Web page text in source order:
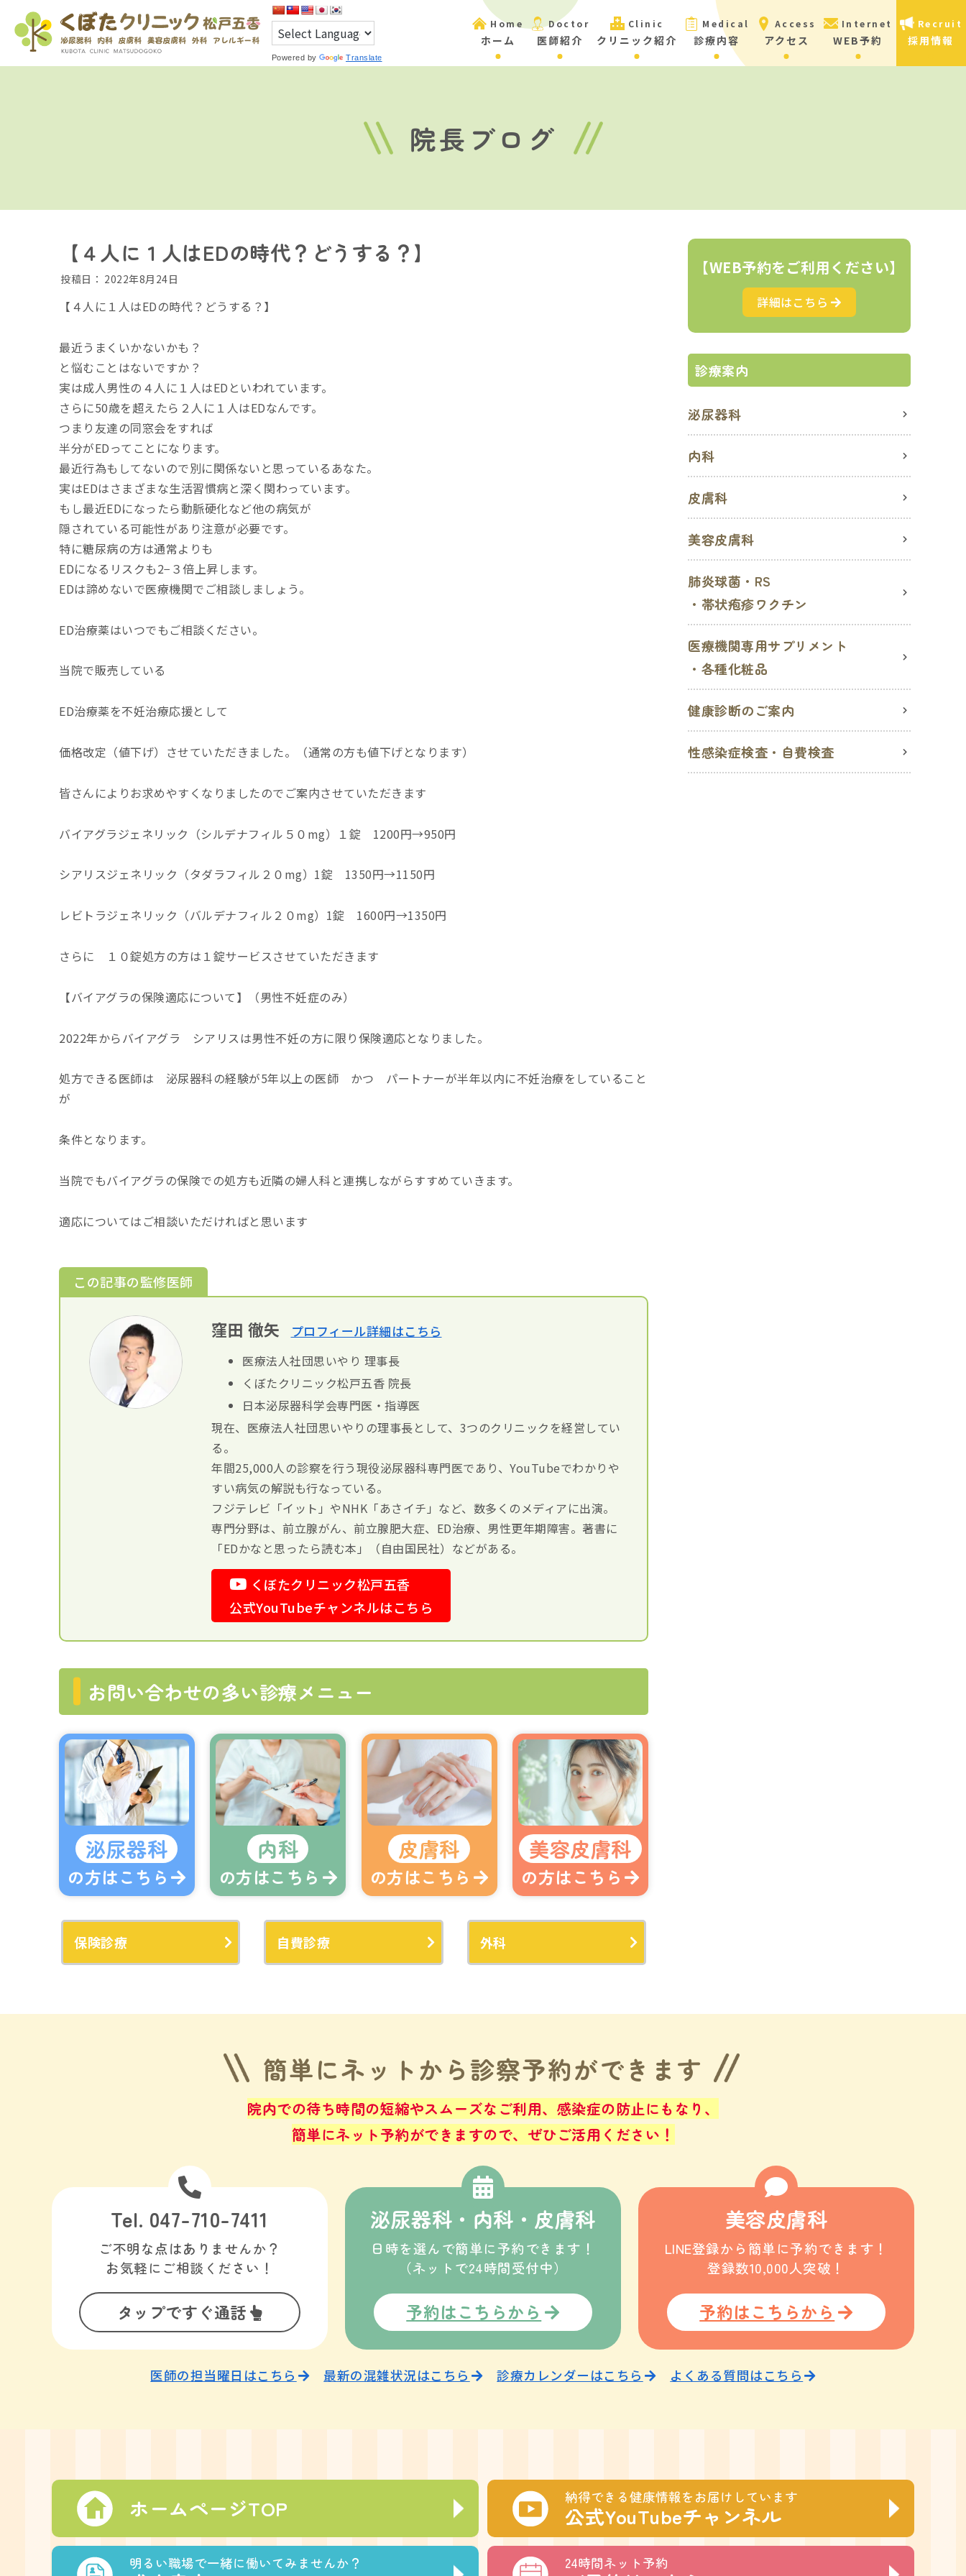
Powered by Translate
Home
ホーム
Doctor
医師紹介
Clinic
クリニック紹介
Medical
診療内容
Access
アクセス
Internet
WEB予約
Recruit
採用情報
院長ブログ
【４人に１人はEDの時代？どうする？】
投稿日： 2022年8月24日
【４人に１人はEDの時代？どうする？】
最近うまくいかないかも？
と悩むことはないですか？
実は成人男性の４人に１人はEDといわれています。
さらに50歳を超えたら２人に１人はEDなんです。
つまり友達の同窓会をすれば
半分がEDってことになります。
最近行為もしてないので別に関係ないと思っているあなた。
実はEDはさまざまな生活習慣病と深く関わっています。
もし最近EDになったら動脈硬化など他の病気が
隠されている可能性があり注意が必要です。
特に糖尿病の方は通常よりも
EDになるリスクも2−３倍上昇します。
EDは諦めないで医療機関でご相談しましょう。
ED治療薬はいつでもご相談ください。
当院で販売している
ED治療薬を不妊治療応援として
価格改定（値下げ）させていただきました。（通常の方も値下げとなります）
皆さんによりお求めやすくなりましたのでご案内させていただきます
バイアグラジェネリック（シルデナフィル５０mg）１錠 1200円→950円
シアリスジェネリック（タダラフィル２０mg）1錠 1350円→1150円
レビトラジェネリック（バルデナフィル２０mg）1錠 1600円→1350円
さらに １０錠処方の方は１錠サービスさせていただきます
【バイアグラの保険適応について】（男性不妊症のみ）
2022年からバイアグラ シアリスは男性不妊の方に限り保険適応となりました。
処方できる医師は 泌尿器科の経験が5年以上の医師 かつ パートナーが半年以内に不妊治療をしていること
が
条件となります。
当院でもバイアグラの保険での処方も近隣の婦人科と連携しながらすすめていきます。
適応についてはご相談いただければと思います
この記事の監修医師
窪田 徹矢 プロフィール詳細はこちら
医療法人社団思いやり 理事長
くぼたクリニック松戸五香 院長
日本泌尿器科学会専門医・指導医
現在、医療法人社団思いやりの理事長として、3つのクリニックを経営してい
る。
年間25,000人の診察を行う現役泌尿器科専門医であり、YouTubeでわかりや
すい病気の解説も行なっている。
フジテレビ「イット」やNHK「あさイチ」など、数多くのメディアに出演。
専門分野は、前立腺がん、前立腺肥大症、ED治療、男性更年期障害。著書に
「EDかなと思ったら読む本」（自由国民社）などがある。
くぼたクリニック松戸五香
公式YouTubeチャンネルはこちら
お問い合わせの多い診療メニュー
泌尿器科
の方はこちら
内科
の方はこちら
皮膚科
の方はこちら
美容皮膚科
の方はこちら
保険診療 自費診療 外科
【WEB予約をご利用ください】
詳細はこちら
診療案内
泌尿器科
内科
皮膚科
美容皮膚科
肺炎球菌・RS
・帯状疱疹ワクチン
医療機関専用サプリメント
・各種化粧品
健康診断のご案内
性感染症検査・自費検査
簡単にネットから診察予約ができます
院内での待ち時間の短縮やスムーズなご利用、感染症の防止にもなり、
簡単にネット予約ができますので、ぜひご活用ください！
Tel. 047-710-7411
ご不明な点はありませんか？
お気軽にご相談ください！
タップですぐ通話
泌尿器科・内科・皮膚科
日時を選んで簡単に予約できます！
（ネットで24時間受付中）
予約はこちらから
美容皮膚科
LINE登録から簡単に予約できます！
登録数10,000人突破！
予約はこちらから
医師の担当曜日はこちら 最新の混雑状況はこちら 診療カレンダーはこちら よくある質問はこちら
ホームページTOP 納得できる健康情報をお届けしています
公式YouTubeチャンネル
明るい職場で一緒に働いてみませんか？ 24時間ネット予約